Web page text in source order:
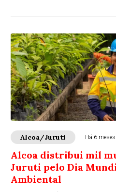
Alcoa/Juruti Há 6 meses
Alcoa distribui mil
Juruti pelo Dia
Ambiental